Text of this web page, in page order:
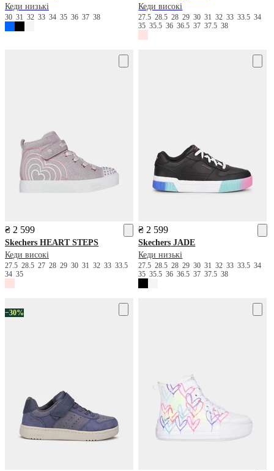
Кеди низькі
30 31 32 33 34 35 36 37 38
Кеди високі
27.528.528293031323333.534
3535.53636.53737.538
₴ 2 599
Skechers HEART STEPS
Кеди високі
27.5 28.5 27 28 29 30 31 32 33 33.5
34 35
₴ 2 599
Skechers JADE
Кеди низькі
27.528.528293031323333.534
3535.53636.53737.538
−30%